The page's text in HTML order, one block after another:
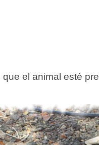
el animal esté